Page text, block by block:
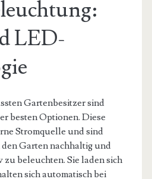
LED-
Gartenbesitzer sind
besten Optionen. Diese
Stromquelle und sind
Garten nachhaltig und
beleuchten. Sie laden sich
sich automatisch bei